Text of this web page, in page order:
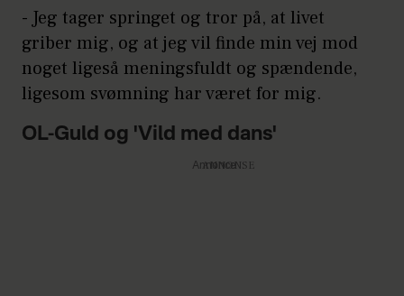
- Jeg tager springet og tror på, at livet
griber mig, og at jeg vil finde min vej mod
noget ligeså meningsfuldt og spændende,
ligesom svømning har været for mig.
OL-Guld og 'Vild med dans'
Annonce